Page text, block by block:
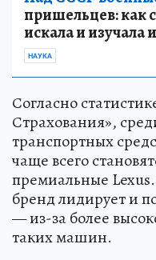
пришельцев: как
искала и изучала
НАУКА
Согласно
Страхования»,
транспортных
чаще всего
премиальные
бренд лидирует и
— из-за более
таких машин.